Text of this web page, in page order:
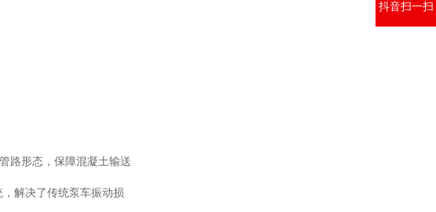
路形态，保障混凝土输送
解决了传统泵车振动损
抖音扫一扫